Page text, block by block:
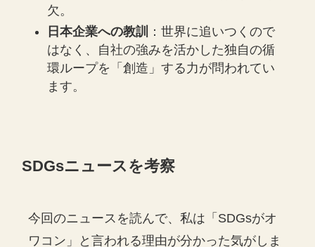
欠。
日本企業への教訓 ：世界に追いつくので
はなく、自社の強みを活かした独自の循
環ループを「創造」する力が問われてい
ます。
SDGsニュースを考察
今回のニュースを読んで、私は「SDGsがオ
ワコン」と言われる理由が分かった気がしま